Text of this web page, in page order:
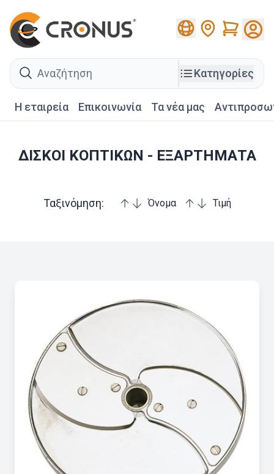
Cart
search
Κατηγορίες
Η εταιρεία Επικοινωνία Τα νέα μας
ΔΙΣΚΟΙ ΚΟΠΤΙΚΩΝ - ΕΞΑΡΤΗΜΑΤΑ
Ταξινόμηση: Όνομα Τιμή